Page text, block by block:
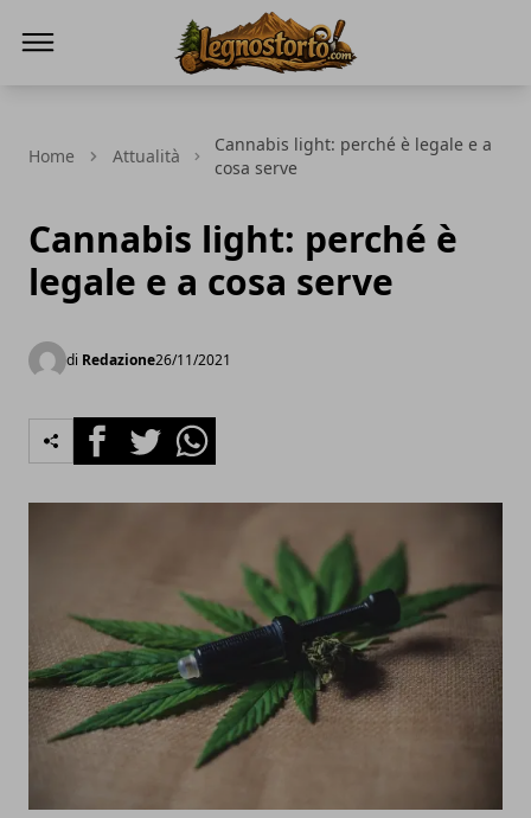
Home Attualità
Cannabis light: perché è legale e a
cosa serve
Cannabis light: perché è
legale e a cosa serve
di Redazione26/11/2021
FacebookTwitterWhatsapp